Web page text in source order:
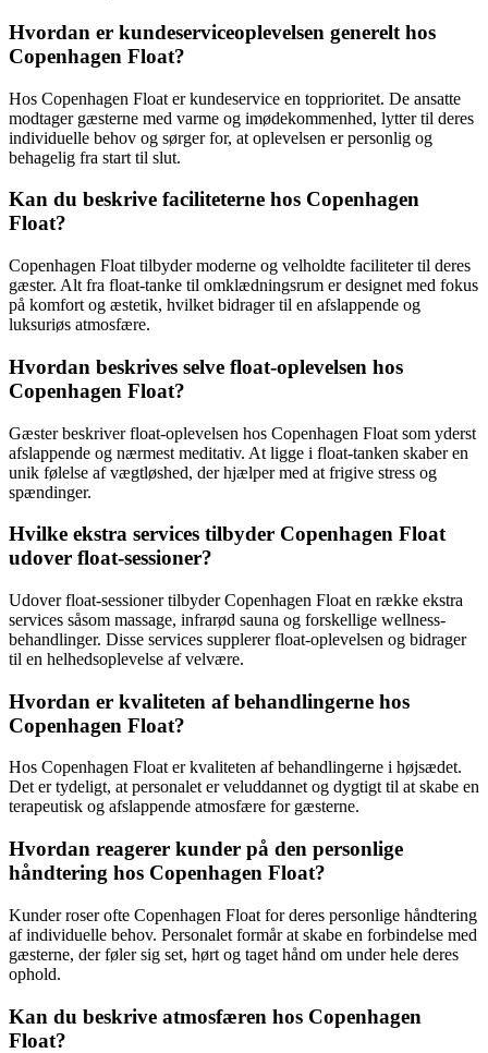
Hvordan er kundeserviceoplevelsen generelt hos
Copenhagen Float?
Hos Copenhagen Float er kundeservice en topprioritet. De ansatte
modtager gæsterne med varme og imødekommenhed, lytter til deres
individuelle behov og sørger for, at oplevelsen er personlig og
behagelig fra start til slut.
Kan du beskrive faciliteterne hos Copenhagen
Float?
Copenhagen Float tilbyder moderne og velholdte faciliteter til deres
gæster. Alt fra float-tanke til omklædningsrum er designet med fokus
på komfort og æstetik, hvilket bidrager til en afslappende og
luksuriøs atmosfære.
Hvordan beskrives selve float-oplevelsen hos
Copenhagen Float?
Gæster beskriver float-oplevelsen hos Copenhagen Float som yderst
afslappende og nærmest meditativ. At ligge i float-tanken skaber en
unik følelse af vægtløshed, der hjælper med at frigive stress og
spændinger.
Hvilke ekstra services tilbyder Copenhagen Float
udover float-sessioner?
Udover float-sessioner tilbyder Copenhagen Float en række ekstra
services såsom massage, infrarød sauna og forskellige wellness-
behandlinger. Disse services supplerer float-oplevelsen og bidrager
til en helhedsoplevelse af velvære.
Hvordan er kvaliteten af behandlingerne hos
Copenhagen Float?
Hos Copenhagen Float er kvaliteten af behandlingerne i højsædet.
Det er tydeligt, at personalet er veluddannet og dygtigt til at skabe en
terapeutisk og afslappende atmosfære for gæsterne.
Hvordan reagerer kunder på den personlige
håndtering hos Copenhagen Float?
Kunder roser ofte Copenhagen Float for deres personlige håndtering
af individuelle behov. Personalet formår at skabe en forbindelse med
gæsterne, der føler sig set, hørt og taget hånd om under hele deres
ophold.
Kan du beskrive atmosfæren hos Copenhagen
Float?